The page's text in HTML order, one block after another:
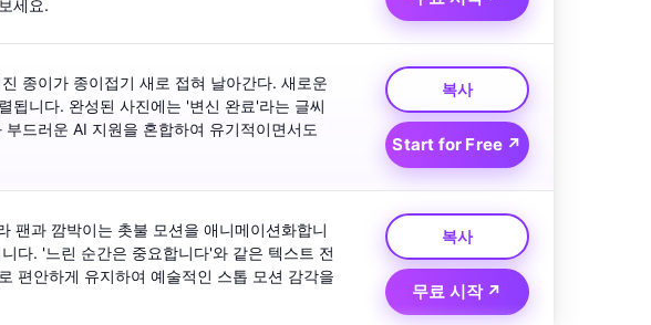
세요.
종이가 종이접기 새로 접혀 날아간다. 새로운
됩니다. 완성된 사진에는 '변신 완료'라는 글씨
드러운 AI 지원을 혼합하여 유기적이면서도
복사
Start for Free ↗
팬과 깜박이는 촛불 모션을 애니메이션화합니
다. '느린 순간은 중요합니다'와 같은 텍스트 전
편안하게 유지하여 예술적인 스톱 모션 감각을
복사
무료 시작 ↗